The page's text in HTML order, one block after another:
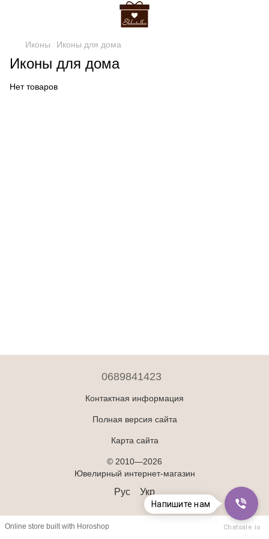
Иконы Иконы для дома
Иконы для дома
Нет товаров
0689841423
Контактная информация
Полная версия сайта
Карта сайта
© 2010—2026
Ювелирный интернет-магазин
Рус Укр
Online store built with Horoshop
Напишите нам
Chatsale.io